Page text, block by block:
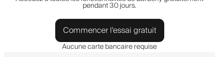
pendant 30 jours.
Commencer l'essai gratuit
Aucune carte bancaire requise